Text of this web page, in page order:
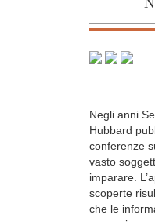
Negli anni
Hubbard
conferenze
vasto
imparare.
scoperte
che le